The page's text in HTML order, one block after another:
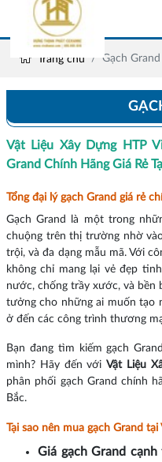
Trang chủ Gạch Grand
Vật Liệu Xây Dựng HTP
Grand Chính Hãng Giá Rẻ
Tổng đại lý gạch Grand giá rẻ
Gạch Grand là một trong
chuộng trên thị trường nhờ
trội, và đa dạng mẫu mã. Với
không chỉ mang lại vẻ đẹp
nước, chống trầy xước, và bền
tưởng cho những ai muốn tạo
ở đến các công trình thương
Bạn đang tìm kiếm gạch
mình? Hãy đến vớiVật Liệu
phân phối gạch Grand chính
Bắc.
Tại sao nên mua gạch Grand
Giá gạch Grand